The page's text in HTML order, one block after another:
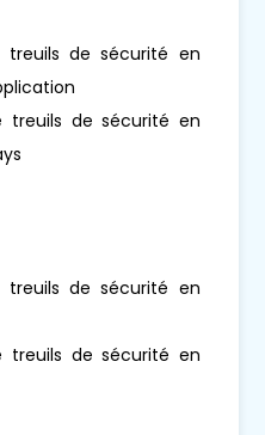
treuils de sécurité en
treuils de sécurité en
treuils de sécurité en
treuils de sécurité en